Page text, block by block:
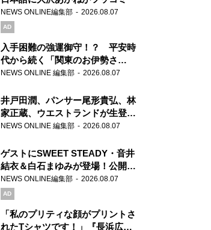
NEWS ONLINE編集部 2026.08.07
入手困難の強運御守！？ 平安時
代から続く「関東のお伊勢さ
ま」、芝大神宮にてランパンプス
NEWS ONLINE 編集部 2026.08.07
井戸田潤、パンサー尾形貴弘、林
家正蔵、ウエストランドが生登
場！『ラジオビバリー昼ズ』
NEWS ONLINE 編集部 2026.08.07
ゲストにSWEET STEADY・音井
結衣＆白石まゆみが登場！公開収
録で素顔全開！
NEWS ONLINE編集部 2026.08.07
「私のプリティな顔がプリントさ
れたTシャツです！」『長浜広奈